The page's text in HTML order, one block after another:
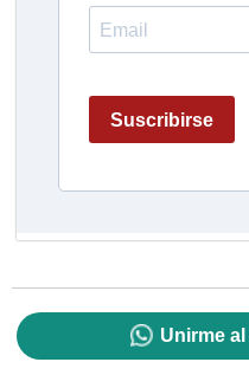
Unirme